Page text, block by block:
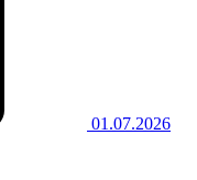
01.07.2026